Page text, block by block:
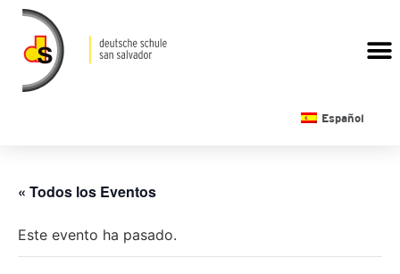
Español
« Todos los Eventos
Este evento ha pasado.